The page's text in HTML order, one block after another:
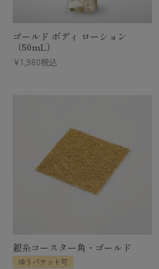
ゴールド ボディ ローション
（50mL）
¥1,980税込
銀糸コースター角・ゴールド
ゆうパケット可